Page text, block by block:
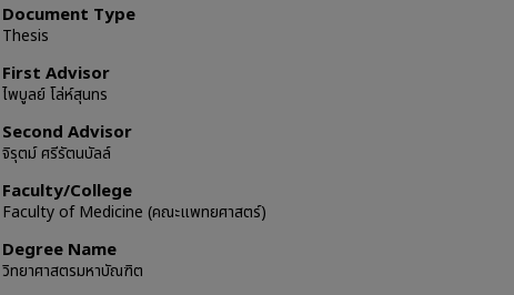
Document Type
Thesis
First Advisor
ไพบูลย์ โล่ห์สุนทร
Second Advisor
จิรุตม์ ศรีรัตนบัลล์
Faculty/College
Faculty of Medicine (คณะแพทยศาสตร์)
Degree Name
วิทยาศาสตรมหาบัณฑิต